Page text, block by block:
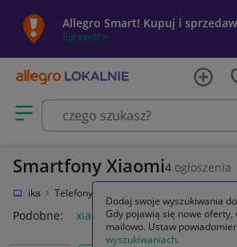
Allegro Smart! Kupuj i
Sprawdź »
Otwórz menu z kategoriami
Smartfony Xiaomi4 ogłoszenia
Telefony i Akcesoria
Podobne: xiaomi xiaomi 17 xiaomi
Dodaj swoje wyszukiwania
Gdy pojawią się nowe oferty,
mailowo. Ustaw
wyszukiwaniach.